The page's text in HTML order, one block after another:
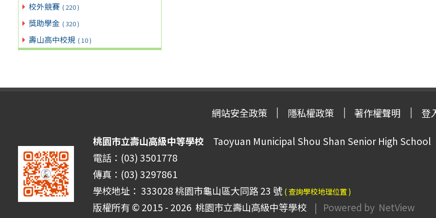
校外競賽 ( 220 )
獎助學金 ( 320 )
壽山高中校規 ( 10 )
網站安全政策 隱私權政策 著作權聲明 登
桃園市立壽山高級中等學校 Taoyuan Municipal Shou Shan Senior High School
電話：(03) 3501778
傳真：(03) 3297861
學校地址： 333028 桃園市龜山區大同路 23 號 ( 查詢學校地理位置 )
版權所有 © 2015 - 2026 桃園市立壽山高級中等學校 | Powered by NetView